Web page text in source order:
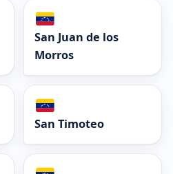
San Juan de los
Morros
San Timoteo